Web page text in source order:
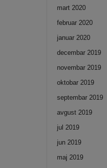
mart 2020
februar 2020
januar 2020
decembar 2019
novembar 2019
oktobar 2019
septembar 2019
avgust 2019
jul 2019
jun 2019
maj 2019